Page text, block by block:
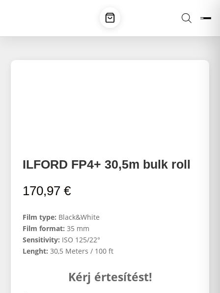
ILFORD FP4+ 30,5m bulk roll
170,97€
Film type: Black&White
Film format: 35 mm
Sensitivity: ISO 125/22°
Lenght: 30,5 Meters / 100 ft
Kérj értesítést!